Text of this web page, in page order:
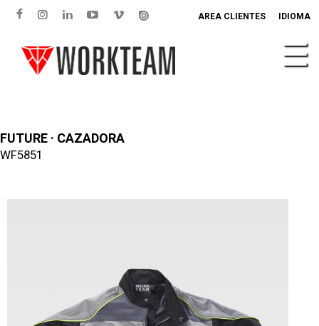
AREA CLIENTES IDIOMA
FUTURE · CAZADORA
WF5851